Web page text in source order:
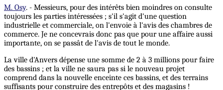
M. Osy. - Messieurs, pour des intérêts bien moindres on consulte
toujours les parties intéressées ; s'il s'agit d'une question
industrielle et commerciale, on l'envoie à l'avis des chambres de
commerce. Je ne concevrais donc pas que pour une affaire aussi
importante, on se passât de l'avis de tout le monde.
La ville d'Anvers dépense une somme de 2 à 3 millions pour faire
des bassins ; et la ville ne saura pas si le nouveau projet
comprend dans la nouvelle enceinte ces bassins, et des terrains
suffisants pour construire des entrepôts et des magasins !